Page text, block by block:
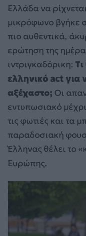
Ελλάδα να
μικρόφωνο βγήκε
πιο αυθεντικά,
ερώτηση της
ιντριγκαδόρικη:
ελληνικό act για
αξέχαστο; Οι
εντυπωσιακό
τις φωτιές και τα
παραδοσιακή
Έλληνας θέλει το
Ευρώπης.